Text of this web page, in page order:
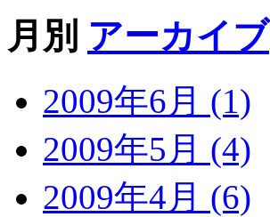
月別 アーカイブ
2009年6月 (1)
2009年5月 (4)
2009年4月 (6)